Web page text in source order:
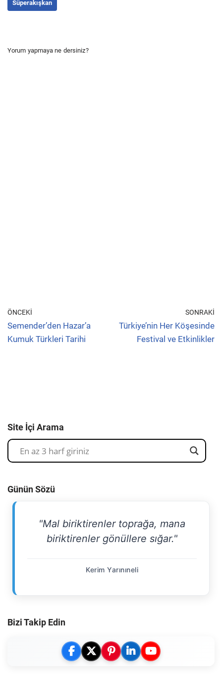
Süperakışkan
Yorum yapmaya ne dersiniz?
ÖNCEKI
Semender’den Hazar’a
Kumuk Türkleri Tarihi
SONRAKI
Türkiye’nin Her Köşesinde
Festival ve Etkinlikler
Site İçi Arama
Günün Sözü
"Mal biriktirenler toprağa, mana
biriktirenler gönüllere sığar."
Kerim Yarınıneli
Bizi Takip Edin